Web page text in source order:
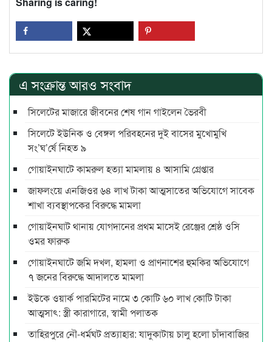
এ সংক্রান্ত আরও সংবাদ
সিলেটের মাজারে জীবনের শেষ গান গাইলেন ভৈরবী
সিলেটে ইউনিক ও বেঙ্গল পরিবহনের দুই বাসের মুখোমুখি
সং’ঘ’র্ষে নিহত ৯
গোয়াইনঘাটে কামরুল হত্যা মামলায় ৪ আসামি গ্রেপ্তার
জাফলংয়ে এনজিওর ৬৪ লাখ টাকা আত্মসাতের অভিযোগে সাবেক
শাখা ব্যবস্থাপকের বিরুদ্ধে মামলা
গোয়াইনঘাট থানায় যোগদানের প্রথম মাসেই রেঞ্জের শ্রেষ্ঠ ওসি
ওমর ফারুক
গোয়াইনঘাটে জমি দখল, হামলা ও প্রাণনাশের হুমকির অভিযোগে
৭ জনের বিরুদ্ধে আদালতে মামলা
ইউকে ওয়ার্ক পারমিটের নামে ৩ কোটি ৬০ লাখ কোটি টাকা
আত্মসাৎ: স্ত্রী কারাগারে, স্বামী পলাতক
তাহিরপুরে নৌ-ধর্মঘট প্রত্যাহার: যাদুকাটায় চালু হলো চাঁদাবাজির